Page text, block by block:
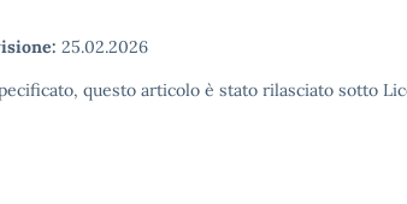
25.02.2026
questo articolo è stato rilasciato sotto